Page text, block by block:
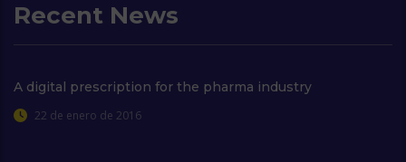
Recent News
A digital prescription for the pharma industry
22 de enero de 2016